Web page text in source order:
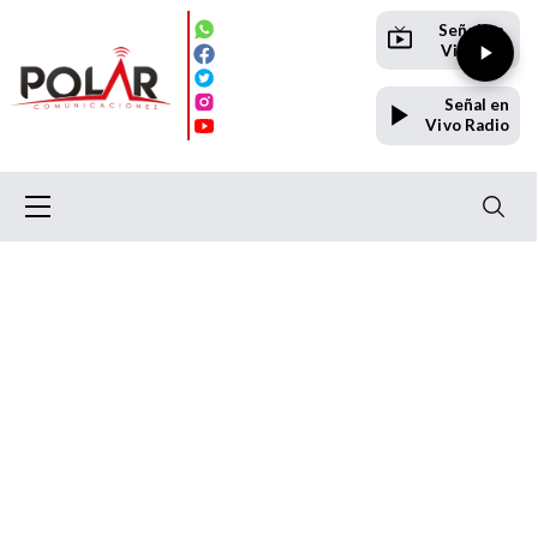
Señal en
Vivo TV
Señal en
Vivo Radio